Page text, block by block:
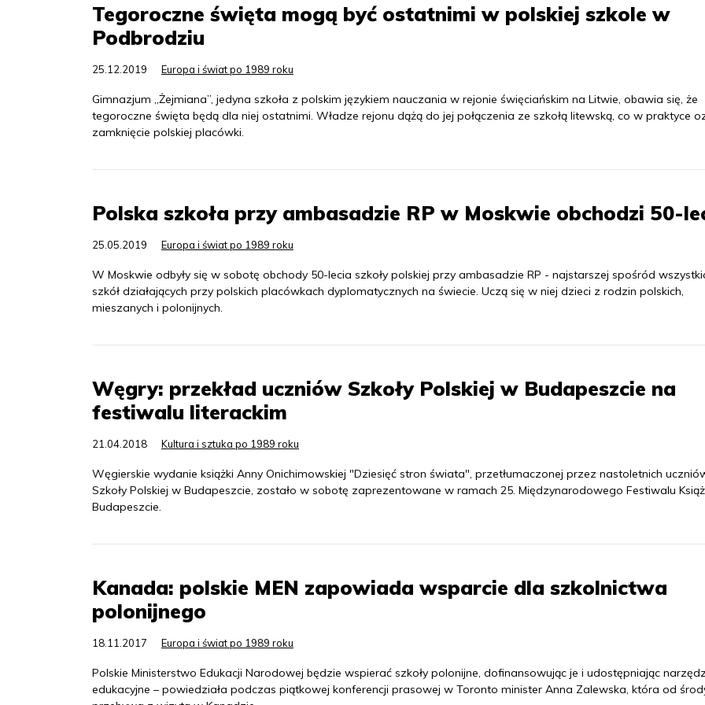
Tegoroczne święta mogą być ostatnimi w polskiej szkole w
Podbrodziu
25.12.2019 Europa i świat po 1989 roku
Gimnazjum „Żejmiana”, jedyna szkoła z polskim językiem nauczania w rejonie święciańskim na Litwie, obawia się, że
tegoroczne święta będą dla niej ostatnimi. Władze rejonu dążą do jej połączenia ze szkołą litewską, co w praktyce
zamknięcie polskiej placówki.
Polska szkoła przy ambasadzie RP w Moskwie obchodzi 50-
25.05.2019 Europa i świat po 1989 roku
W Moskwie odbyły się w sobotę obchody 50-lecia szkoły polskiej przy ambasadzie RP - najstarszej spośród
szkół działających przy polskich placówkach dyplomatycznych na świecie. Uczą się w niej dzieci z rodzin polskich,
mieszanych i polonijnych.
Węgry: przekład uczniów Szkoły Polskiej w Budapeszcie na
festiwalu literackim
21.04.2018 Kultura i sztuka po 1989 roku
Węgierskie wydanie książki Anny Onichimowskiej "Dziesięć stron świata", przetłumaczonej przez nastoletnich
Szkoły Polskiej w Budapeszcie, zostało w sobotę zaprezentowane w ramach 25. Międzynarodowego Festiwalu
Budapeszcie.
Kanada: polskie MEN zapowiada wsparcie dla szkolnictwa
polonijnego
18.11.2017 Europa i świat po 1989 roku
Polskie Ministerstwo Edukacji Narodowej będzie wspierać szkoły polonijne, dofinansowując je i udostępniając
edukacyjne – powiedziała podczas piątkowej konferencji prasowej w Toronto minister Anna Zalewska, która od